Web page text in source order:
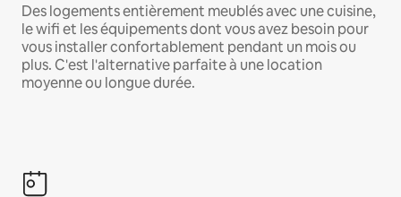
Des logements entièrement meublés avec une cuisine,
le wifi et les équipements dont vous avez besoin pour
vous installer confortablement pendant un mois ou
plus. C'est l'alternative parfaite à une location
moyenne ou longue durée.